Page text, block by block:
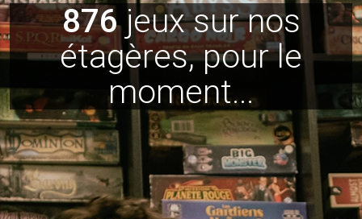
876jeux sur nos
étagères, pour le
moment...